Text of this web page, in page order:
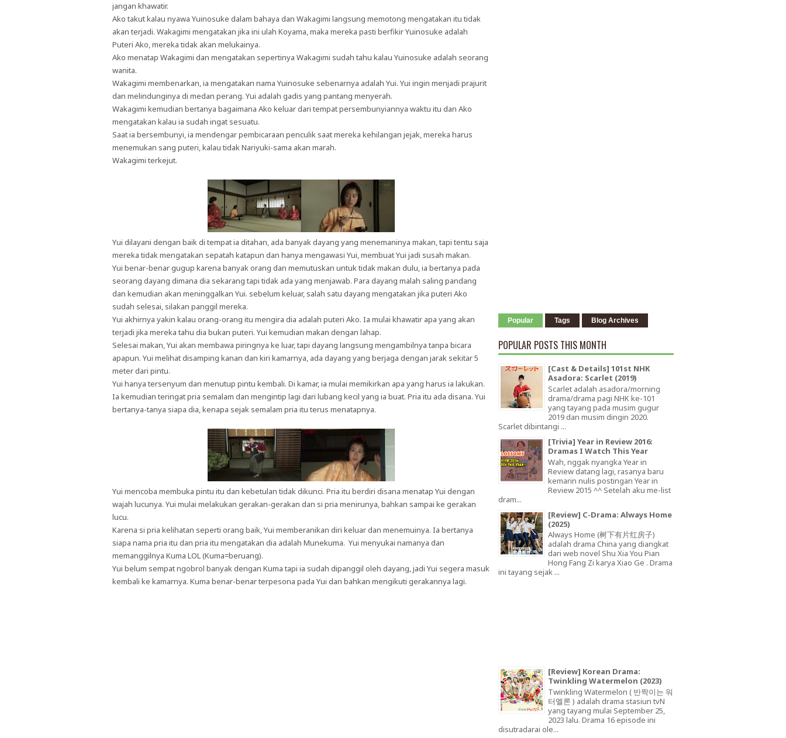
jangan khawatir.
Ako takut kalau nyawa Yuinosuke dalam bahaya dan Wakagimi langsung memotong mengatakan itu tidak
akan terjadi. Wakagimi mengatakan jika ini ulah Koyama, maka mereka pasti berfikir Yuinosuke adalah
Puteri Ako, mereka tidak akan melukainya.
Ako menatap Wakagimi dan mengatakan sepertinya Wakagimi sudah tahu kalau Yuinosuke adalah seorang
wanita.
Wakagimi membenarkan, ia mengatakan nama Yuinosuke sebenarnya adalah Yui. Yui ingin menjadi prajurit
dan melindunginya di medan perang. Yui adalah gadis yang pantang menyerah.
Wakagimi kemudian bertanya bagaimana Ako keluar dari tempat persembunyiannya waktu itu dan Ako
mengatakan kalau ia sudah ingat sesuatu.
Saat ia bersembunyi, ia mendengar pembicaraan penculik saat mereka kehilangan jejak, mereka harus
menemukan sang puteri, kalau tidak Nariyuki-sama akan marah.
Wakagimi terkejut.
Yui dilayani dengan baik di tempat ia ditahan, ada banyak dayang yang menemaninya makan, tapi tentu saja
mereka tidak mengatakan sepatah katapun dan hanya mengawasi Yui, membuat Yui jadi susah makan.
Yui benar-benar gugup karena banyak orang dan memutuskan untuk tidak makan dulu, ia bertanya pada
seorang dayang dimana dia sekarang tapi tidak ada yang menjawab. Para dayang malah saling pandang
dan kemudian akan meninggalkan Yui. sebelum keluar, salah satu dayang mengatakan jika puteri Ako
sudah selesai, silakan panggil mereka.
Yui akhirnya yakin kalau orang-orang itu mengira dia adalah puteri Ako. Ia mulai khawatir apa yang akan
terjadi jika mereka tahu dia bukan puteri. Yui kemudian makan dengan lahap.
Selesai makan, Yui akan membawa piringnya ke luar, tapi dayang langsung mengambilnya tanpa bicara
apapun. Yui melihat disamping kanan dan kiri kamarnya, ada dayang yang berjaga dengan jarak sekitar 5
meter dari pintu.
Yui hanya tersenyum dan menutup pintu kembali. Di kamar, ia mulai memikirkan apa yang harus ia lakukan.
Ia kemudian teringat pria semalam dan mengintip lagi dari lubang kecil yang ia buat. Pria itu ada disana. Yui
bertanya-tanya siapa dia, kenapa sejak semalam pria itu terus menatapnya.
Yui mencoba membuka pintu itu dan kebetulan tidak dikunci. Pria itu berdiri disana menatap Yui dengan
wajah lucunya. Yui mulai melakukan gerakan-gerakan dan si pria menirunya, bahkan sampai ke gerakan
lucu.
Karena si pria kelihatan seperti orang baik, Yui memberanikan diri keluar dan menemuinya. Ia bertanya
siapa nama pria itu dan pria itu mengatakan dia adalah Munekuma. Yui menyukai namanya dan
memanggilnya Kuma LOL (Kuma=beruang).
Yui belum sempat ngobrol banyak dengan Kuma tapi ia sudah dipanggil oleh dayang, jadi Yui segera masuk
kembali ke kamarnya. Kuma benar-benar terpesona pada Yui dan bahkan mengikuti gerakannya lagi.
Popular Tags Blog Archives
POPULAR POSTS THIS MONTH
[Cast & Details] 101st NHK
Asadora: Scarlet (2019)
Scarlet adalah asadora/morning
drama/drama pagi NHK ke-101
yang tayang pada musim gugur
2019 dan musim dingin 2020.
Scarlet dibintangi ...
[Trivia] Year in Review 2016:
Dramas I Watch This Year
Wah, nggak nyangka Year in
Review datang lagi, rasanya baru
kemarin nulis postingan Year in
Review 2015 ^^ Setelah aku me-list
dram...
[Review] C-Drama: Always Home
(2025)
Always Home (树下有片红房子)
adalah drama China yang diangkat
dari web novel Shu Xia You Pian
Hong Fang Zi karya Xiao Ge . Drama
ini tayang sejak ...
[Review] Korean Drama:
Twinkling Watermelon (2023)
Twinkling Watermelon ( 반짝이는 워
터멜론 ) adalah drama stasiun tvN
yang tayang mulai September 25,
2023 lalu. Drama 16 episode ini
disutradarai ole...